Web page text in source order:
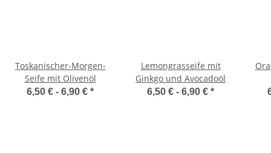
Toskanischer-Morgen-
Seife mit Olivenöl
6,50 € - 6,90 € *
Lemongrasseife mit
Ginkgo und Avocadoöl
6,50 € - 6,90 € *